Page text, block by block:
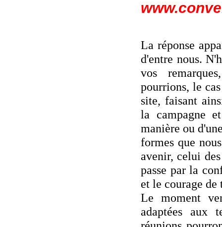
La réponse
d'entre nous.
vos
pourrions, le
site, faisant
la campagne
manière ou
formes que
avenir, celui
passe par la
et le courage de
Le moment
adaptées aux